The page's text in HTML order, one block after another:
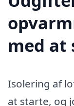
med at
Isolering af
at starte, og